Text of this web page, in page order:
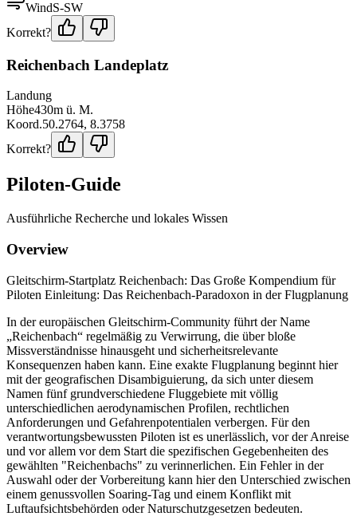
WindS-SW
Korrekt?
Reichenbach Landeplatz
Landung
Höhe430m ü. M.
Koord.50.2764, 8.3758
Korrekt?
Piloten-Guide
Ausführliche Recherche und lokales Wissen
Overview
Gleitschirm-Startplatz Reichenbach: Das Große Kompendium für
Piloten Einleitung: Das Reichenbach-Paradoxon in der Flugplanung
In der europäischen Gleitschirm-Community führt der Name
„Reichenbach“ regelmäßig zu Verwirrung, die über bloße
Missverständnisse hinausgeht und sicherheitsrelevante
Konsequenzen haben kann. Eine exakte Flugplanung beginnt hier
mit der geografischen Disambiguierung, da sich unter diesem
Namen fünf grundverschiedene Fluggebiete mit völlig
unterschiedlichen aerodynamischen Profilen, rechtlichen
Anforderungen und Gefahrenpotentialen verbergen. Für den
verantwortungsbewussten Piloten ist es unerlässlich, vor der Anreise
und vor allem vor dem Start die spezifischen Gegebenheiten des
gewählten "Reichenbachs" zu verinnerlichen. Ein Fehler in der
Auswahl oder der Vorbereitung kann hier den Unterschied zwischen
einem genussvollen Soaring-Tag und einem Konflikt mit
Luftaufsichtsbehörden oder Naturschutzgesetzen bedeuten.